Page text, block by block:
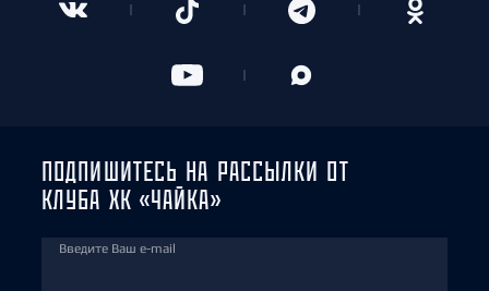
ПОДПИШИТЕСЬ НА РАССЫЛКИ ОТ
КЛУБА ХК «ЧАЙКА»
Введите Ваш e-mail